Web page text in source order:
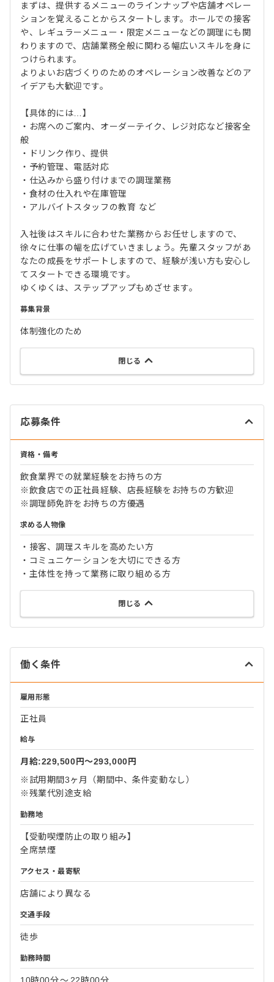
まずは、提供するメニューのラインナップや店舗オペレー
ションを覚えることからスタートします。ホールでの接客
や、レギュラーメニュー・限定メニューなどの調理にも関
わりますので、店舗業務全般に関わる幅広いスキルを身に
つけられます。
よりよいお店づくりのためのオペレーション改善などのア
イデアも大歓迎です。
【具体的には…】
・お席へのご案内、オーダーテイク、レジ対応など接客全
般
・ドリンク作り、提供
・予約管理、電話対応
・仕込みから盛り付けまでの調理業務
・食材の仕入れや在庫管理
・アルバイトスタッフの教育 など
入社後はスキルに合わせた業務からお任せしますので、
徐々に仕事の幅を広げていきましょう。先輩スタッフがあ
なたの成長をサポートしますので、経験が浅い方も安心し
てスタートできる環境です。
ゆくゆくは、ステップアップもめざせます。
募集背景
体制強化のため
閉じる
応募条件
資格・備考
飲食業界での就業経験をお持ちの方
※飲食店での正社員経験、店長経験をお持ちの方歓迎
※調理師免許をお持ちの方優遇
求める人物像
・接客、調理スキルを高めたい方
・コミュニケーションを大切にできる方
・主体性を持って業務に取り組める方
閉じる
働く条件
雇用形態
正社員
給与
月給:229,500円〜293,000円
※試用期間3ヶ月（期間中、条件変動なし）
※残業代別途支給
勤務地
【受動喫煙防止の取り組み】
全席禁煙
アクセス・最寄駅
店舗により異なる
交通手段
徒歩
勤務時間